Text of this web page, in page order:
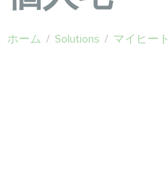
ホーム / Solutions / マイヒート